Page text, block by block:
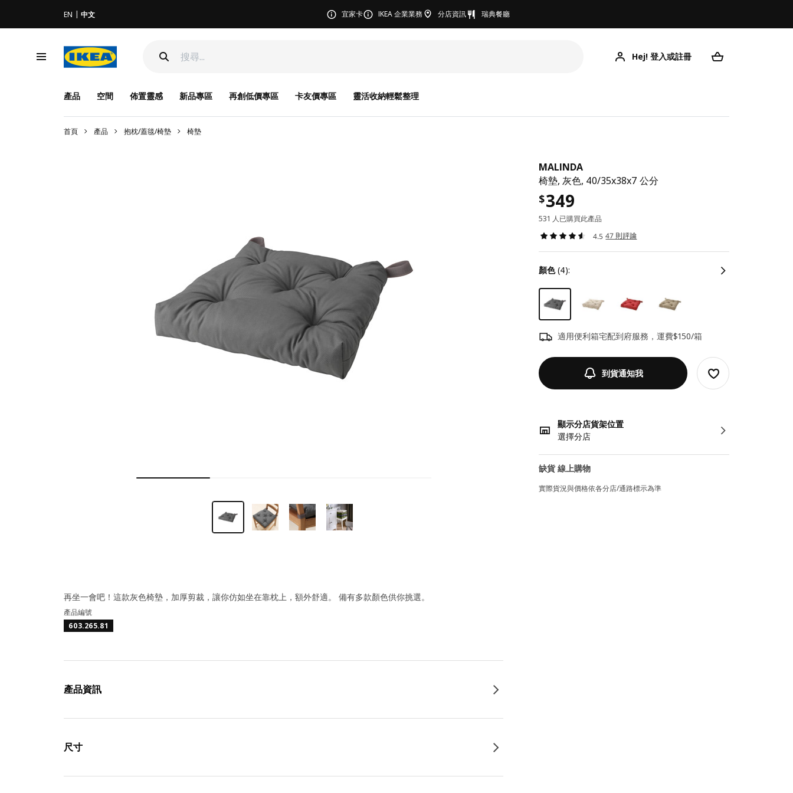
EN 中文 宜家卡 IKEA 企業業務 分店資訊 瑞典餐廳
Hej! 登入或註冊
產品 空間 佈置靈感 新品專區 再創低價專區 卡友價專區 靈活收納輕鬆整理
首頁 產品 抱枕/蓋毯/椅墊 椅墊
MALINDA
椅墊, 灰色, 40/35x38x7 公分
$349
531 人已購買此產品
4.5 47 則評論
顏色(4):
適用便利箱宅配到府服務，運費$150/箱
到貨通知我
顯示分店貨架位置
選擇分店
缺貨 線上購物
實際貨況與價格依各分店/通路標示為準
再坐一會吧！這款灰色椅墊，加厚剪裁，讓你仿如坐在靠枕上，額外舒適。 備有多款顏色供你挑選。
產品編號
603.265.81
產品資訊
尺寸